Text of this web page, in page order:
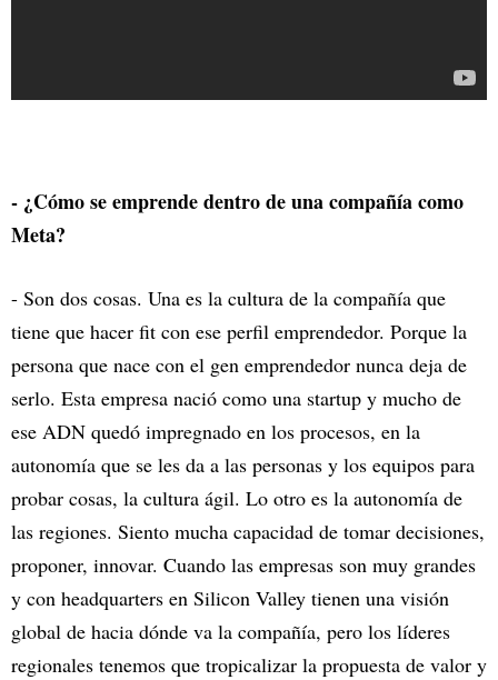
- ¿Cómo se emprende dentro de una compañía como
Meta?
- Son dos cosas. Una es la cultura de la compañía que
tiene que hacer fit con ese perfil emprendedor. Porque la
persona que nace con el gen emprendedor nunca deja de
serlo. Esta empresa nació como una startup y mucho de
ese ADN quedó impregnado en los procesos, en la
autonomía que se les da a las personas y los equipos para
probar cosas, la cultura ágil. Lo otro es la autonomía de
las regiones. Siento mucha capacidad de tomar decisiones,
proponer, innovar. Cuando las empresas son muy grandes
y con headquarters en Silicon Valley tienen una visión
global de hacia dónde va la compañía, pero los líderes
regionales tenemos que tropicalizar la propuesta de valor y